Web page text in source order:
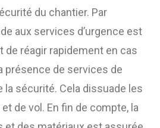
du chantier. Par
aux services d’urgence est
de réagir rapidement en cas
présence de services de
sécurité. Cela dissuade les
de vol. En fin de compte, la